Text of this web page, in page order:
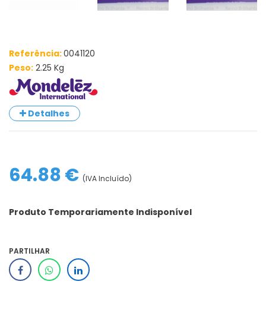
Referência:0041120
Peso: 2.25 Kg
Detalhes
64.88 € (IVA Incluído)
Produto Temporariamente Indisponível
PARTILHAR